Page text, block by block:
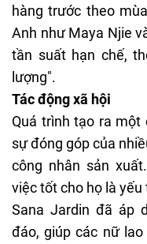
hàng trước theo
Anh như Maya Njie
tần suất hạn chế,
lượng".
Tác động xã hội
Quá trình tạo ra
sự đóng góp của
công nhân sản
việc tốt cho họ là
Sana Jardin đã áp
đáo, giúp các nữ